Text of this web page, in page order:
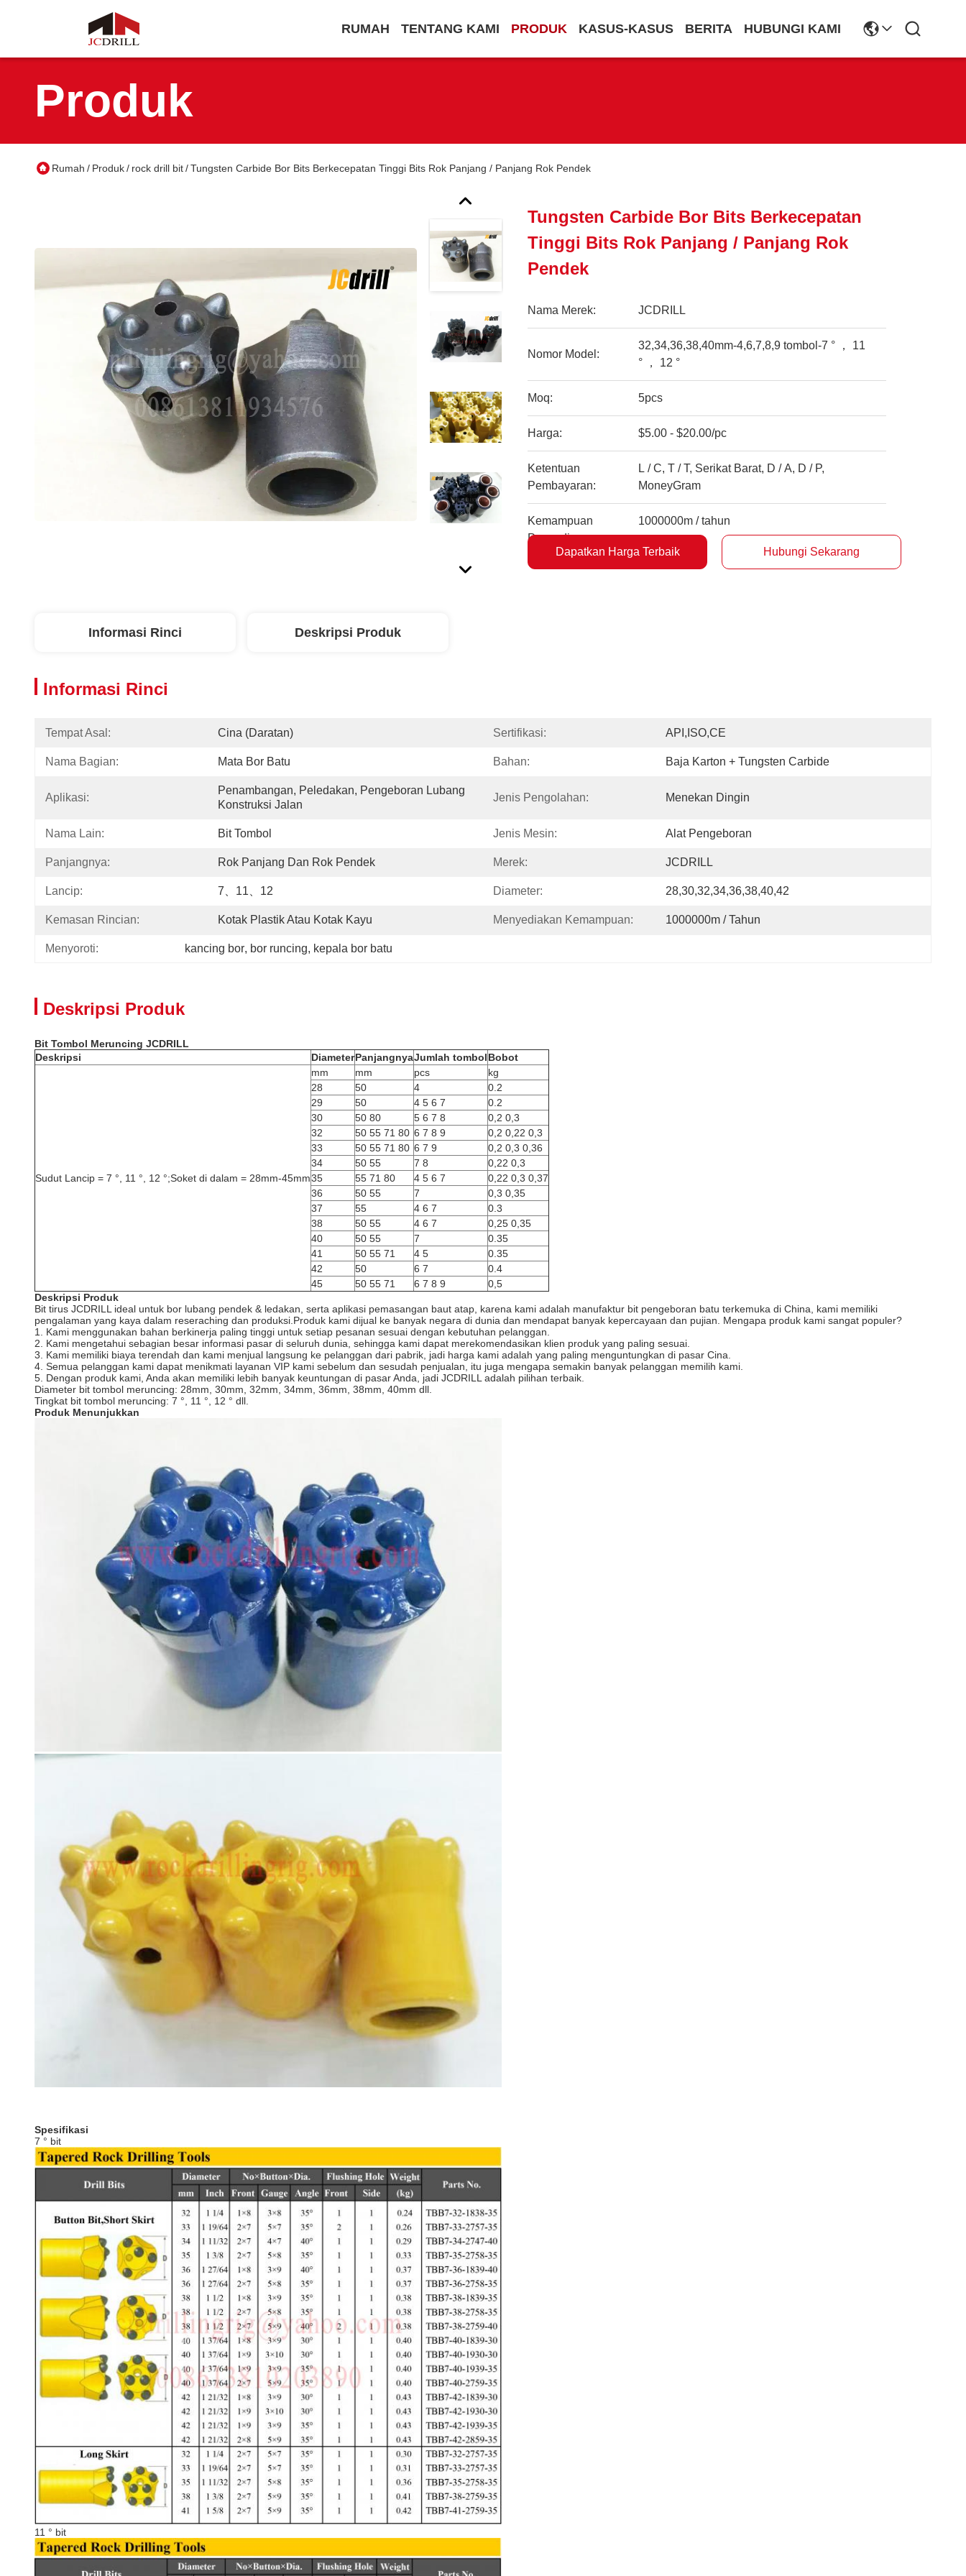
RUMAH TENTANG KAMI PRODUK KASUS-KASUS BERITA HUBUNGI KAMI
Produk
Rumah / Produk/ rock drill bit/Tungsten Carbide Bor Bits Berkecepatan Tinggi Bits Rok Panjang / Panjang Rok Pendek
Tungsten Carbide Bor Bits Berkecepatan
Tinggi Bits Rok Panjang / Panjang Rok
Pendek
Nama Merek: JCDRILL
Nomor Model:
32,34,36,38,40mm-4,6,7,8,9 tombol-7 ° ， 11
° ， 12 °
Moq: 5pcs
Harga: $5.00 - $20.00/pc
Ketentuan
Pembayaran:
L / C, T / T, Serikat Barat, D / A, D / P,
MoneyGram
Kemampuan
Penyediaan:
1000000m / tahun
Dapatkan Harga Terbaik Hubungi Sekarang
Informasi Rinci Deskripsi Produk
Informasi Rinci
Tempat Asal: Cina (daratan) Sertifikasi: API,ISO,CE
Nama Bagian: Mata Bor Batu Bahan: Baja Karton + Tungsten Carbide
Aplikasi:
Penambangan, Peledakan, Pengeboran Lubang
Konstruksi Jalan
Jenis Pengolahan: Menekan Dingin
Nama Lain: Bit Tombol Jenis Mesin: Alat Pengeboran
Panjangnya: Rok Panjang Dan Rok Pendek Merek: JCDRILL
Lancip: 7、11、12 Diameter: 28,30,32,34,36,38,40,42
Kemasan Rincian: Kotak Plastik Atau Kotak Kayu Menyediakan Kemampuan: 1000000m / Tahun
Menyoroti: kancing bor, bor runcing, kepala bor batu
Deskripsi Produk
Bit Tombol Meruncing JCDRILL
Deskripsi
DiameterPanjangnyaJumlah tombolBobot
Sudut Lancip = 7 °, 11 °, 12 °;Soket di dalam = 28mm-45mm
mm mm pcs
kg
28
50 4
0.2
29
50 4 5 6 7
0.2
30
50 80 5 6 7 8
0,2 0,3
32
50 55 71 80 6 7 8 9
0,2 0,22 0,3
33
50 55 71 80 6 7 9
0,2 0,3 0,36
34
50 55 7 8
0,22 0,3
35
55 71 80 4 5 6 7
0,22 0,3 0,37
36
50 55 7
0,3 0,35
37
55 4 6 7
0.3
38
50 55 4 6 7
0,25 0,35
40
50 55 7
0.35
41
50 55 71 4 5
0.35
42
50 6 7
0.4
45
50 55 71 6 7 8 9
0,5
Deskripsi Produk
Bit tirus JCDRILL ideal untuk bor lubang pendek & ledakan, serta aplikasi pemasangan baut atap, karena kami adalah manufaktur bit pengeboran batu terkemuka di China, kami memiliki
pengalaman yang kaya dalam reseraching dan produksi.Produk kami dijual ke banyak negara di dunia dan mendapat banyak kepercayaan dan pujian. Mengapa produk kami sangat populer?
1. Kami menggunakan bahan berkinerja paling tinggi untuk setiap pesanan sesuai dengan kebutuhan pelanggan.
2. Kami mengetahui sebagian besar informasi pasar di seluruh dunia, sehingga kami dapat merekomendasikan klien produk yang paling sesuai.
3. Kami memiliki biaya terendah dan kami menjual langsung ke pelanggan dari pabrik, jadi harga kami adalah yang paling menguntungkan di pasar Cina.
4. Semua pelanggan kami dapat menikmati layanan VIP kami sebelum dan sesudah penjualan, itu juga mengapa semakin banyak pelanggan memilih kami.
5. Dengan produk kami, Anda akan memiliki lebih banyak keuntungan di pasar Anda, jadi JCDRILL adalah pilihan terbaik.
Diameter bit tombol meruncing: 28mm, 30mm, 32mm, 34mm, 36mm, 38mm, 40mm dll.
Tingkat bit tombol meruncing: 7 °, 11 °, 12 ° dll.
Produk Menunjukkan
Spesifikasi
7 ° bit
11 ° bit